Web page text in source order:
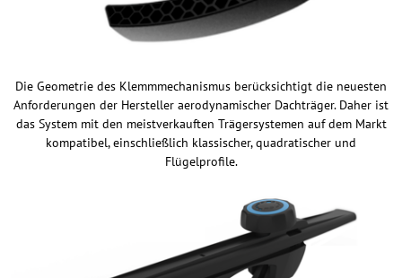
Die Geometrie des Klemmmechanismus berücksichtigt die neuesten
Anforderungen der Hersteller aerodynamischer Dachträger. Daher ist
das System mit den meistverkauften Trägersystemen auf dem Markt
kompatibel, einschließlich klassischer, quadratischer und
Flügelprofile.